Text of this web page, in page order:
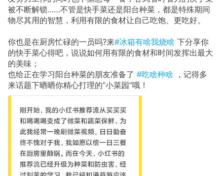
被不断解锁……不管是快手菜还是阳台种菜，都是特殊期间
物尽其用的智慧，利用有限的食材让自己吃饱、更吃好。
你也是在厨房忙碌的一员吗?来#冰箱有啥我烧啥 下分享你
的快手菜心得吧，说说如何用有限的食材和时间发挥出最大
的美味；
也给正在学习阳台种菜的朋友准备了 #吃啥种啥
，记得多
来话题下晒晒你精心打理的“小菜园”哦！